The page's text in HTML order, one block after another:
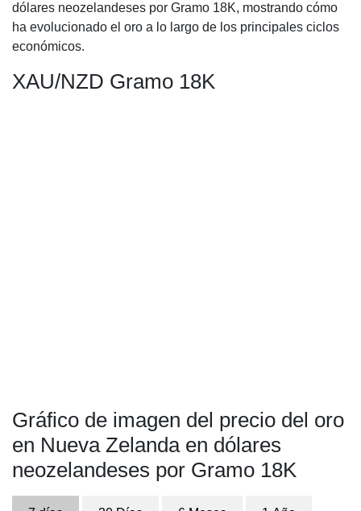
dólares neozelandeses por Gramo 18K, mostrando cómo
ha evolucionado el oro a lo largo de los principales ciclos
económicos.
XAU/NZD Gramo 18K
Gráfico de imagen del precio del oro
en Nueva Zelanda en dólares
neozelandeses por Gramo 18K